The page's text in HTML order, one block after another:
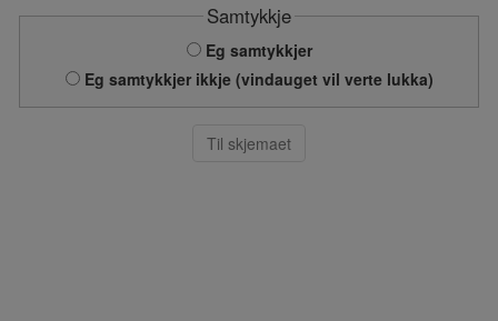
Samtykkje
Eg samtykkjer
Eg samtykkjer ikkje (vindauget vil verte lukka)
Til skjemaet